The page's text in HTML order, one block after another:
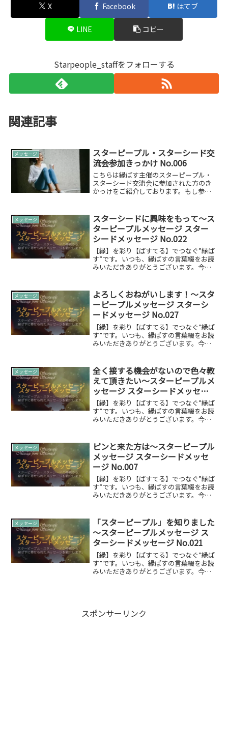
X Facebook はてブ
LINE コピー
Starpeople_staffをフォローする
関連記事
メッセージ
スターピープル・スターシード交
流会参加きっかけ No.006
こちらは縁ぱす主催のスターピープル・
スターシード交流会に参加された方のき
かっけをご紹介しております。もし参加
に参加しようとしたきっかけ夫の誘い
で、参加させていただきまし...
メッセージ
スターシードに興味をもって～ス
ターピープルメッセージ スター
シードメッセージ No.022
【縁】を彩り【ぱすてる】でつなぐ”縁ぱ
す”です。いつも、縁ぱすの言葉綴をお読
みいただきありがとうございます。今回
ます。
メッセージ
よろしくおねがいします！～スタ
ーピープルメッセージ スターシ
ードメッセージ No.027
【縁】を彩り【ぱすてる】でつなぐ”縁ぱ
す”です。いつも、縁ぱすの言葉綴をお読
みいただきありがとうございます。今回
ます。
メッセージ
全く接する機会がないので色々教
えて頂きたい～スターピープルメ
ッセージ スターシードメッセー
ジ No.020
【縁】を彩り【ぱすてる】でつなぐ”縁ぱ
す”です。いつも、縁ぱすの言葉綴をお読
みいただきありがとうございます。今回
ます。
メッセージ
ピンと来た方は～スターピープル
メッセージ スターシードメッセ
ージ No.007
【縁】を彩り【ぱすてる】でつなぐ”縁ぱ
す”です。いつも、縁ぱすの言葉綴をお読
みいただきありがとうございます。今回
ます。
メッセージ
「スターピープル」を知りました
～スターピープルメッセージ ス
ターシードメッセージ No.021
【縁】を彩り【ぱすてる】でつなぐ”縁ぱ
す”です。いつも、縁ぱすの言葉綴をお読
みいただきありがとうございます。今回
スポンサーリンク